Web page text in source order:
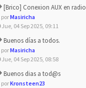
[Brico] Conexion AUX en radio de origen
porMasiricha
Jue, 04 Sep 2025, 09:11
Buenos días a todos.
porMasiricha
Jue, 04 Sep 2025, 08:58
Buenos dias a tod@s
porKronsteen23